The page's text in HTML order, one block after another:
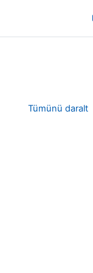
Tümünü daralt